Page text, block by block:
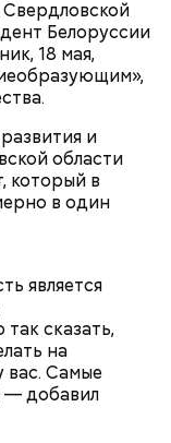
Белоруссии
18 мая,
и
области
который в
в один
является
сказать,
на
вас. Самые
— добавил